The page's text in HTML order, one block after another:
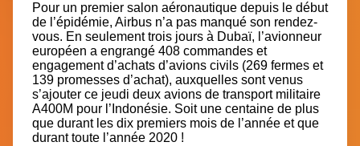
Pour un premier salon aéronautique depuis le début
de l’épidémie, Airbus n’a pas manqué son rendez-
vous. En seulement trois jours à Dubaï, l’avionneur
européen a engrangé 408 commandes et
engagement d’achats d’avions civils (269 fermes et
139 promesses d’achat), auxquelles sont venus
s’ajouter ce jeudi deux avions de transport militaire
A400M pour l’Indonésie. Soit une centaine de plus
que durant les dix premiers mois de l’année et que
durant toute l’année 2020 !